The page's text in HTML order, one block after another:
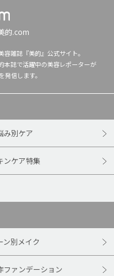
的.com
容雑誌『美的』公式サイト。
本誌で活躍中の美容レポーターが
信します。
み別ケア
ンケア特集
ン別メイク
ファンデーション